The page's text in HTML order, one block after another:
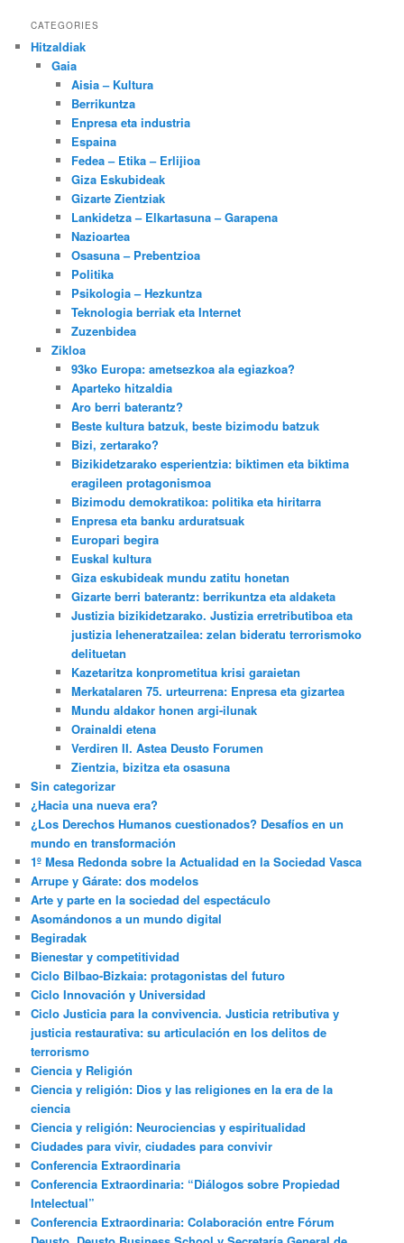
CATEGORIES
Hitzaldiak
Gaia
Aisia – Kultura
Berrikuntza
Enpresa eta industria
Espaina
Fedea – Etika – Erlijioa
Giza Eskubideak
Gizarte Zientziak
Lankidetza – Elkartasuna – Garapena
Nazioartea
Osasuna – Prebentzioa
Politika
Psikologia – Hezkuntza
Teknologia berriak eta Internet
Zuzenbidea
Zikloa
93ko Europa: ametsezkoa ala egiazkoa?
Aparteko hitzaldia
Aro berri baterantz?
Beste kultura batzuk, beste bizimodu batzuk
Bizi, zertarako?
Bizikidetzarako esperientzia: biktimen eta biktima
eragileen protagonismoa
Bizimodu demokratikoa: politika eta hiritarra
Enpresa eta banku arduratsuak
Europari begira
Euskal kultura
Giza eskubideak mundu zatitu honetan
Gizarte berri baterantz: berrikuntza eta aldaketa
Justizia bizikidetzarako. Justizia erretributiboa eta
justizia leheneratzailea: zelan bideratu terrorismoko
delituetan
Kazetaritza konprometitua krisi garaietan
Merkatalaren 75. urteurrena: Enpresa eta gizartea
Mundu aldakor honen argi-ilunak
Orainaldi etena
Verdiren II. Astea Deusto Forumen
Zientzia, bizitza eta osasuna
Sin categorizar
¿Hacia una nueva era?
¿Los Derechos Humanos cuestionados? Desafíos en un
mundo en transformación
1º Mesa Redonda sobre la Actualidad en la Sociedad Vasca
Arrupe y Gárate: dos modelos
Arte y parte en la sociedad del espectáculo
Asomándonos a un mundo digital
Begiradak
Bienestar y competitividad
Ciclo Bilbao-Bizkaia: protagonistas del futuro
Ciclo Innovación y Universidad
Ciclo Justicia para la convivencia. Justicia retributiva y
justicia restaurativa: su articulación en los delitos de
terrorismo
Ciencia y Religión
Ciencia y religión: Dios y las religiones en la era de la
ciencia
Ciencia y religión: Neurociencias y espiritualidad
Ciudades para vivir, ciudades para convivir
Conferencia Extraordinaria
Conferencia Extraordinaria: “Diálogos sobre Propiedad
Intelectual”
Conferencia Extraordinaria: Colaboración entre Fórum